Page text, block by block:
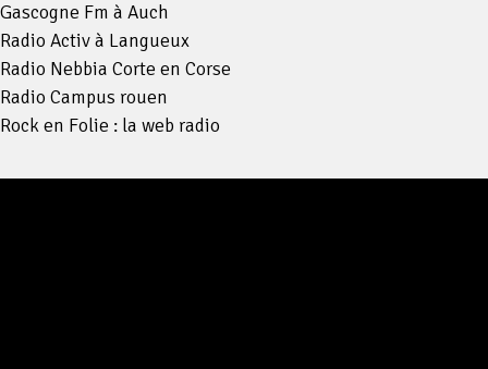
Gascogne Fm à Auch
Radio Activ à Langueux
Radio Nebbia Corte en Corse
Radio Campus rouen
Rock en Folie : la web radio